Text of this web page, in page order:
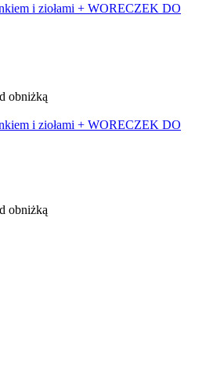
i ziołami + WORECZEK DO
obniżką
i ziołami + WORECZEK DO
obniżką